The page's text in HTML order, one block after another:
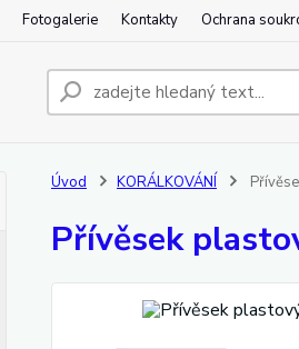
Fotogalerie Kontakty Ochrana
Úvod KORÁLKOVÁNÍ
Přívěsek